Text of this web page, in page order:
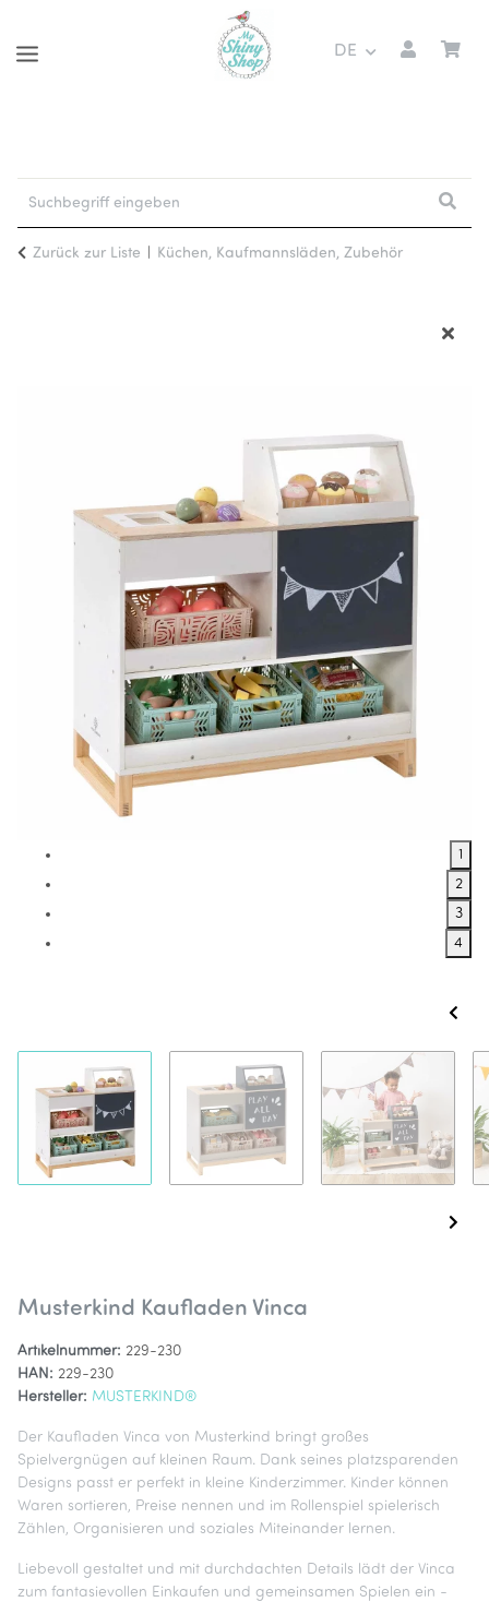
DE
Zurück zur Liste Küchen, Kaufmannsläden, Zubehör
1
2
3
4
Musterkind Kaufladen Vinca
Artikelnummer: 229-230
HAN: 229-230
Hersteller: MUSTERKIND®
Der Kaufladen Vinca von Musterkind bringt großes
Spielvergnügen auf kleinen Raum. Dank seines platzsparenden
Designs passt er perfekt in kleine Kinderzimmer. Kinder können
Waren sortieren, Preise nennen und im Rollenspiel spielerisch
Zählen, Organisieren und soziales Miteinander lernen.
Liebevoll gestaltet und mit durchdachten Details lädt der Vinca
zum fantasievollen Einkaufen und gemeinsamen Spielen ein -